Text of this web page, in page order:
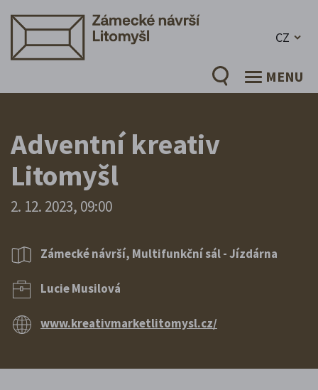
CZ
MENU
Adventní kreativ
Litomyšl
2. 12. 2023, 09:00
Zámecké návrší, Multifunkční sál - Jízdárna
Lucie Musilová
www.kreativmarketlitomysl.cz/